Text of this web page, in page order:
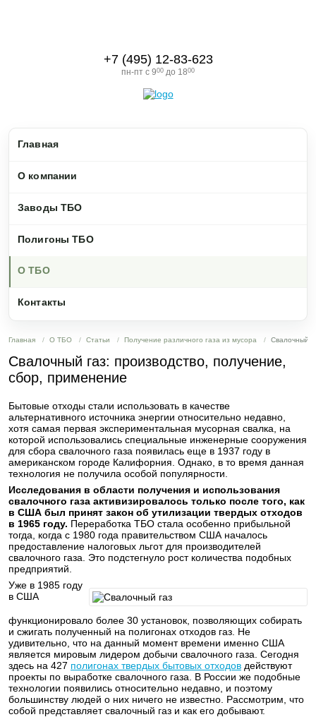
+7 (495) 12-83-623
пн-пт с 900 до 1800
Главная
О компании
Заводы ТБО
Полигоны ТБО
О ТБО
Контакты
Главная О ТБО Статьи Получение различного газа из мусора Свалочный
Свалочный газ: производство, получение,
сбор, применение
Бытовые отходы стали использовать в качестве
альтернативного источника энергии относительно недавно,
хотя самая первая экспериментальная мусорная свалка, на
которой использовались специальные инженерные сооружения
для сбора свалочного газа появилась еще в 1937 году в
американском городе Калифорния. Однако, в то время данная
технология не получила особой популярности.
Исследования в области получения и использования
свалочного газа активизировалось только после того, как
в США был принят закон об утилизации твердых отходов
в 1965 году. Переработка ТБО стала особенно прибыльной
тогда, когда с 1980 года правительством США началось
предоставление налоговых льгот для производителей
свалочного газа. Это подстегнуло рост количества подобных
предприятий.
Уже в 1985 году
в США
функционировало более 30 установок, позволяющих собирать
и сжигать полученный на полигонах отходов газ. Не
удивительно, что на данный момент времени именно США
является мировым лидером добычи свалочного газа. Сегодня
здесь на 427 полигонах твердых бытовых отходов действуют
проекты по выработке свалочного газа. В России же подобные
технологии появились относительно недавно, и поэтому
большинству людей о них ничего не известно. Рассмотрим, что
собой представляет свалочный газ и как его добывают.